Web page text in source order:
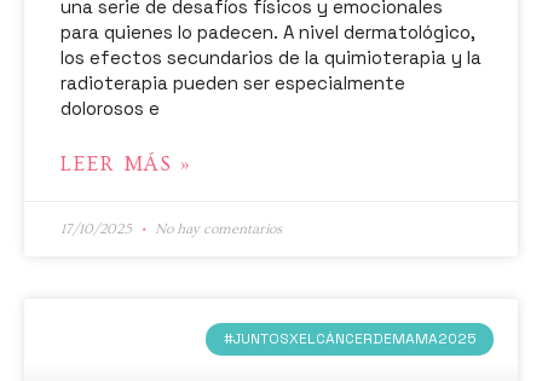
una serie de desafíos físicos y emocionales
para quienes lo padecen. A nivel dermatológico,
los efectos secundarios de la quimioterapia y la
radioterapia pueden ser especialmente
dolorosos e
LEER MÁS »
17/10/2025 No hay comentarios
#JUNTOSXELCÁNCERDEMAMA2025